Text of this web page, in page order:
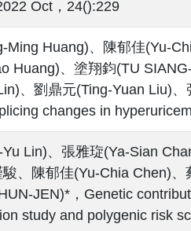
Oct，24():229
Ming Huang)、陳郁佳(Yu-
Huang)、塗翔鈞(TU
、劉鼎元(Ting-Yuan Liu)
changes in
Lin)、張雅琁(Ya-Sian
、陳郁佳(Yu-Chia Chen)
JEN)*，Genetic
study and polygenic risk